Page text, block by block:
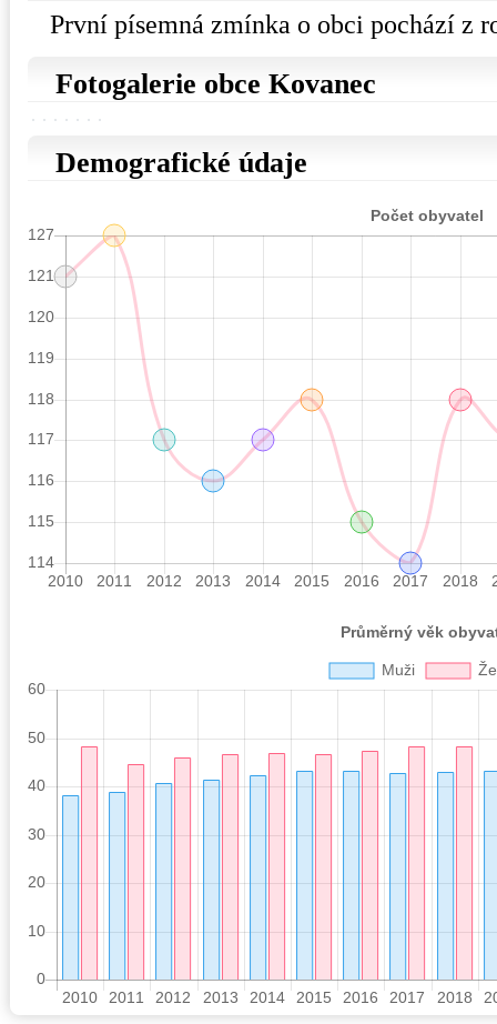
První písemná zmínka o obci pochází z
Fotogalerie obce Kovanec
Demografické údaje